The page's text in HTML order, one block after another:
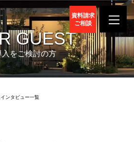
資料請求
ご相談
GUEST
入をご検討の方
ンタビュー一覧